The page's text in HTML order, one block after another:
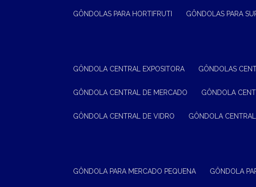
GÔNDOLAS PARA HORTIFRUTI GÔNDOLAS PARA
GÔNDOLA CENTRAL EXPOSITORA GÔNDOLAS
GÔNDOLA CENTRAL DE MERCADO GÔNDOLA
GÔNDOLA CENTRAL DE VIDRO GÔNDOLA
GÔNDOLA PARA MERCADO PEQUENA GÔNDOLA